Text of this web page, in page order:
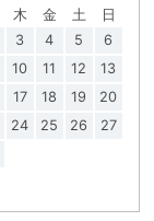
木 金 土
日
3 4 5
6
10 11 12
13
17 18 19
20
24 25 26
27